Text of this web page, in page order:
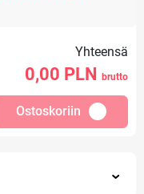
Yhteensä
0,00 PLN brutto
Ostoskoriin